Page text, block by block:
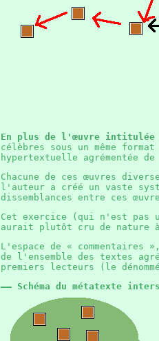
En plus de l'œuvre intitulée
célèbres sous un même
hypertextuelle agrémentée
Chacune de ces œuvres
l'auteur a créé un vaste
dissemblances entre ces
Cet exercice (qui n'est pas
aurait plutôt cru de nature à
L'espace de « commentaires
de l'ensemble des textes
premiers lecteurs (le
—— Schéma du métatexte